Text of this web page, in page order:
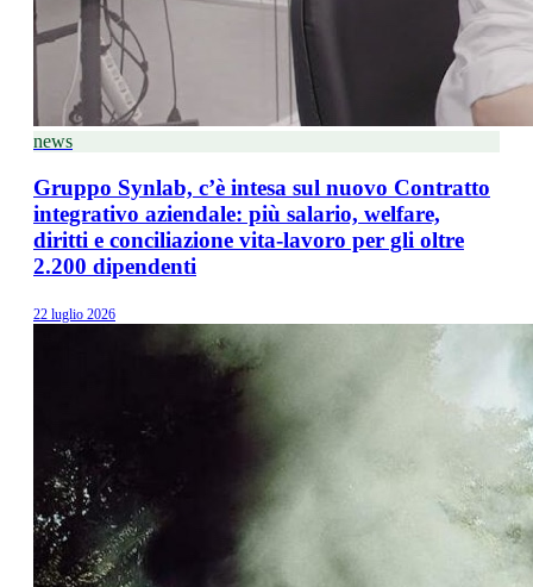
news
Gruppo Synlab, c’è intesa sul nuovo Contratto
integrativo aziendale: più salario, welfare,
diritti e conciliazione vita-lavoro per gli oltre
2.200 dipendenti
22 luglio 2026